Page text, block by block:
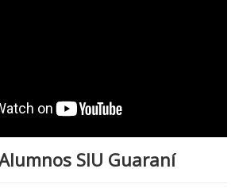
SIU Guaraní